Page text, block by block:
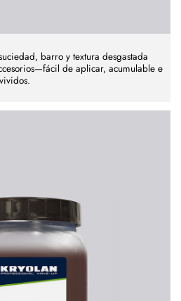
barro y textura desgastada
de aplicar, acumulable e